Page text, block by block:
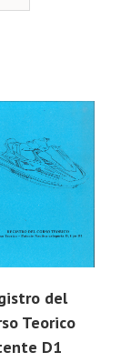
del
Teorico
D1